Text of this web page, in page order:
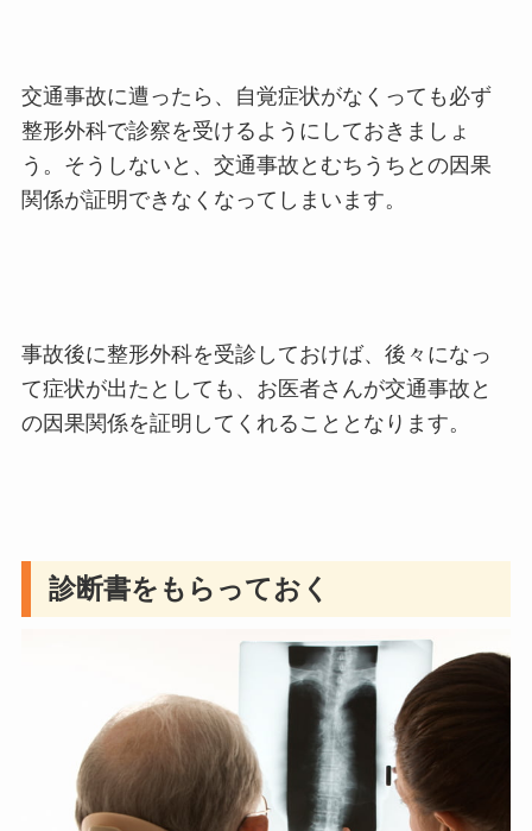
交通事故に遭ったら、自覚症状がなくっても必ず
整形外科で診察を受けるようにしておきましょ
う。そうしないと、交通事故とむちうちとの因果
関係が証明できなくなってしまいます。
事故後に整形外科を受診しておけば、後々になっ
て症状が出たとしても、お医者さんが交通事故と
の因果関係を証明してくれることとなります。
診断書をもらっておく